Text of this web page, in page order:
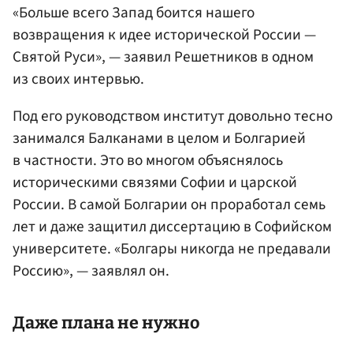
«Больше всего Запад боится нашего
возвращения к идее исторической России —
Святой Руси», — заявил Решетников в одном
из своих интервью.
Под его руководством институт довольно тесно
занимался Балканами в целом и Болгарией
в частности. Это во многом объяснялось
историческими связями Софии и царской
России. В самой Болгарии он проработал семь
лет и даже защитил диссертацию в Софийском
университете. «Болгары никогда не предавали
Россию», — заявлял он.
Даже плана не нужно